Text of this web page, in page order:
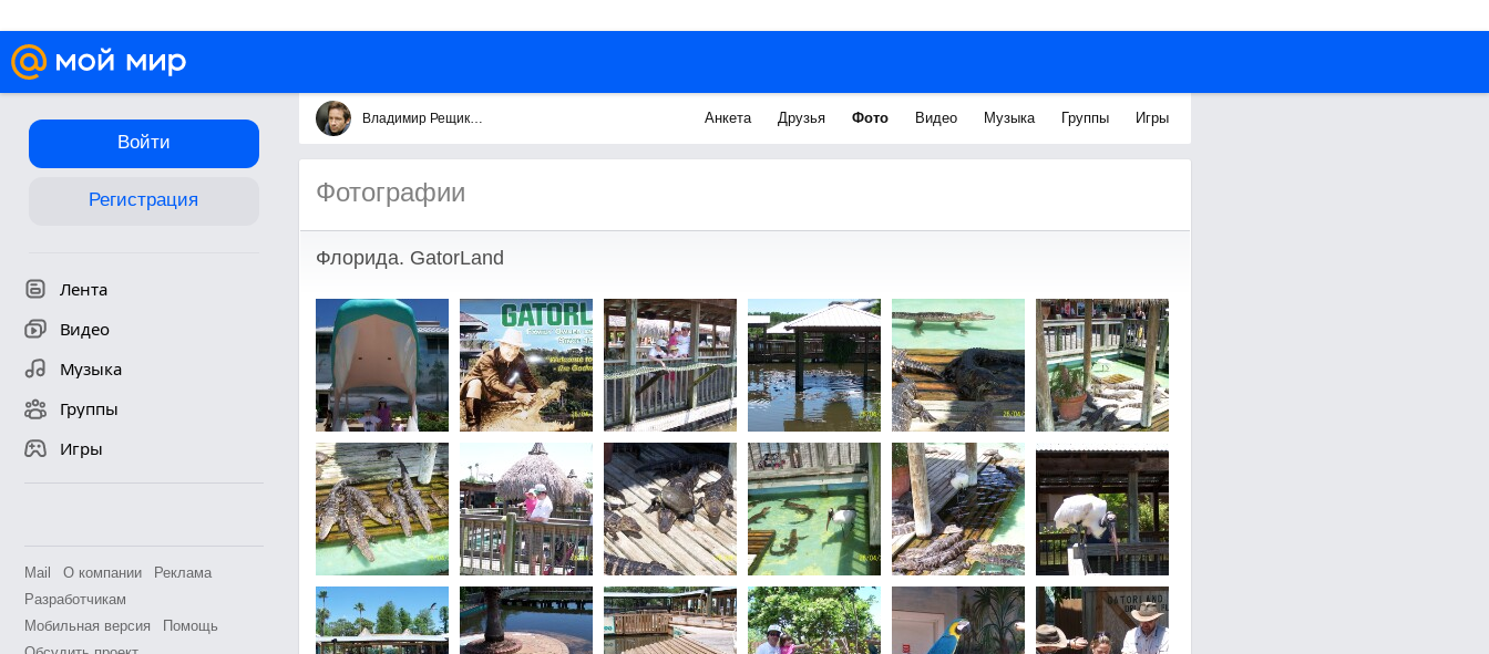
Войти
Регистрация
Лента
Видео
Музыка
Группы
Игры
Mail О компании
Реклама
Разработчикам
Мобильная версия
Помощь
Владимир Рещиковец Анкета Друзья Фото Видео Музыка Группы Игры
Фотографии
Флорида. GatorLand